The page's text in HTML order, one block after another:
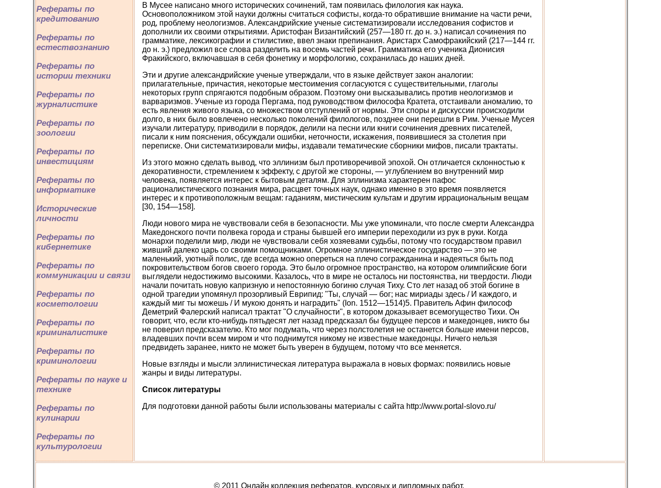
Рефераты по
кредитованию
Рефераты по
естествознанию
Рефераты по
истории техники
Рефераты по
журналистике
Рефераты по
зоологии
Рефераты по
инвестициям
Рефераты по
информатике
Исторические
личности
Рефераты по
кибернетике
Рефераты по
коммуникации и связи
Рефераты по
косметологии
Рефераты по
криминалистике
Рефераты по
криминологии
Рефераты по науке и
технике
Рефераты по
кулинарии
Рефераты по
культурологии
В Мусее написано много исторических сочинений, там появилась филология как наука.
Основоположником этой науки должны считаться софисты, когда-то обратившие внимание на части речи,
род, проблему неологизмов. Александрийские ученые систематизировали исследования софистов и
дополнили их своими открытиями. Аристофан Византийский (257—180 гг. до н. э.) написал сочинения по
грамматике, лексикографии и стилистике, ввел знаки препинания. Аристарх Самофракийский (217—144 гг.
до н. э.) предложил все слова разделить на восемь частей речи. Грамматика его ученика Дионисия
Фракийского, включавшая в себя фонетику и морфологию, сохранилась до наших дней.
Эти и другие александрийские ученые утверждали, что в языке действует закон аналогии:
прилагательные, причастия, некоторые местоимения согласуются с существительными, глаголы
некоторых групп спрягаются подобным образом. Поэтому они высказывались против неологизмов и
варваризмов. Ученые из города Пергама, под руководством философа Кратета, отстаивали аномалию, то
есть явления живого языка, со множеством отступлений от нормы. Эти споры и дискуссии происходили
долго, в них было вовлечено несколько поколений филологов, позднее они перешли в Рим. Ученые Мусея
изучали литературу, приводили в порядок, делили на песни или книги сочинения древних писателей,
писали к ним пояснения, обсуждали ошибки, неточности, искажения, появившиеся за столетия при
переписке. Они систематизировали мифы, издавали тематические сборники мифов, писали трактаты.
Из этого можно сделать вывод, что эллинизм был противоречивой эпохой. Он отличается склонностью к
декоративности, стремлением к эффекту, с другой же стороны, — углублением во внутренний мир
человека, появляется интерес к бытовым деталям. Для эллинизма характерен пафос
рационалистического познания мира, расцвет точных наук, однако именно в это время появляется
интерес и к противоположным вещам: гаданиям, мистическим культам и другим иррациональным вещам
[30, 154—158].
Люди нового мира не чувствовали себя в безопасности. Мы уже упоминали, что после смерти Александра
Македонского почти полвека города и страны бывшей его империи переходили из рук в руки. Когда
монархи поделили мир, люди не чувствовали себя хозяевами судьбы, потому что государством правил
живший далеко царь со своими помощниками. Огромное эллинистическое государство — это не
маленький, уютный полис, где всегда можно опереться на плечо согражданина и надеяться быть под
покровительством богов своего города. Это было огромное пространство, на котором олимпийские боги
выглядели недостижимо высокими. Казалось, что в мире не осталось ни постоянства, ни твердости. Люди
начали почитать новую капризную и непостоянную богиню случая Тиху. Сто лет назад об этой богине в
одной трагедии упомянул прозорливый Еврипид: "Ты, случай — бог; нас мириады здесь / И каждого, и
каждый миг ты можешь / И мукою донять и наградить" (Ion. 1512—1514)5. Правитель Афин философ
Деметрий Фалерский написал трактат "О случайности", в котором доказывает всемогущество Тихи. Он
говорит, что, если кто-нибудь пятьдесят лет назад предсказал бы будущее персов и македонцев, никто бы
не поверил предсказателю. Кто мог подумать, что через полстолетия не останется больше имени персов,
владевших почти всем миром и что поднимутся никому не известные македонцы. Ничего нельзя
предвидеть заранее, никто не может быть уверен в будущем, потому что все меняется.
Новые взгляды и мысли эллинистическая литература выражала в новых формах: появились новые
жанры и виды литературы.
Список литературы
Для подготовки данной работы были использованы материалы с сайта http://www.portal-slovo.ru/
© 2011 Онлайн коллекция рефератов, курсовых и дипломных работ.